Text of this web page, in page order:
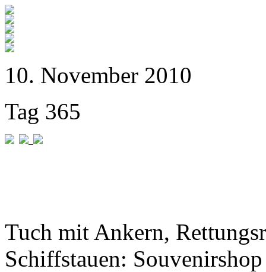
10. November 2010
Tag 365
Tuch mit Ankern,
Schiffstauen: